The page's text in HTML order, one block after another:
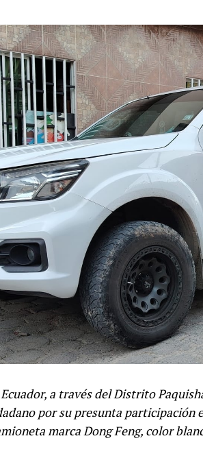
a través del Distrito
por su presunta participación
marca Dong Feng, color